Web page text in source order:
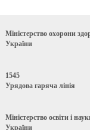
Міністерство охорони
України
1545
Урядова гаряча лінія
Міністерство освіти і
України